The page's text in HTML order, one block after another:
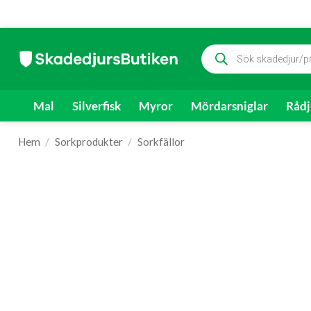
content
Produktsökning
Mal Silverfisk Myror Mördarsniglar
Hem / Sorkprodukter / Sorkfällor